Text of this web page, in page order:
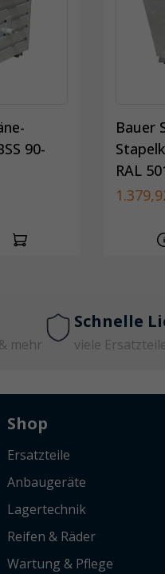
90-
Bauer
RAL
mehr
Schnelle
viele
Shop
Ersatzteile
Anbaugeräte
Lagertechnik
Reifen & Räder
Wartung & Pflege